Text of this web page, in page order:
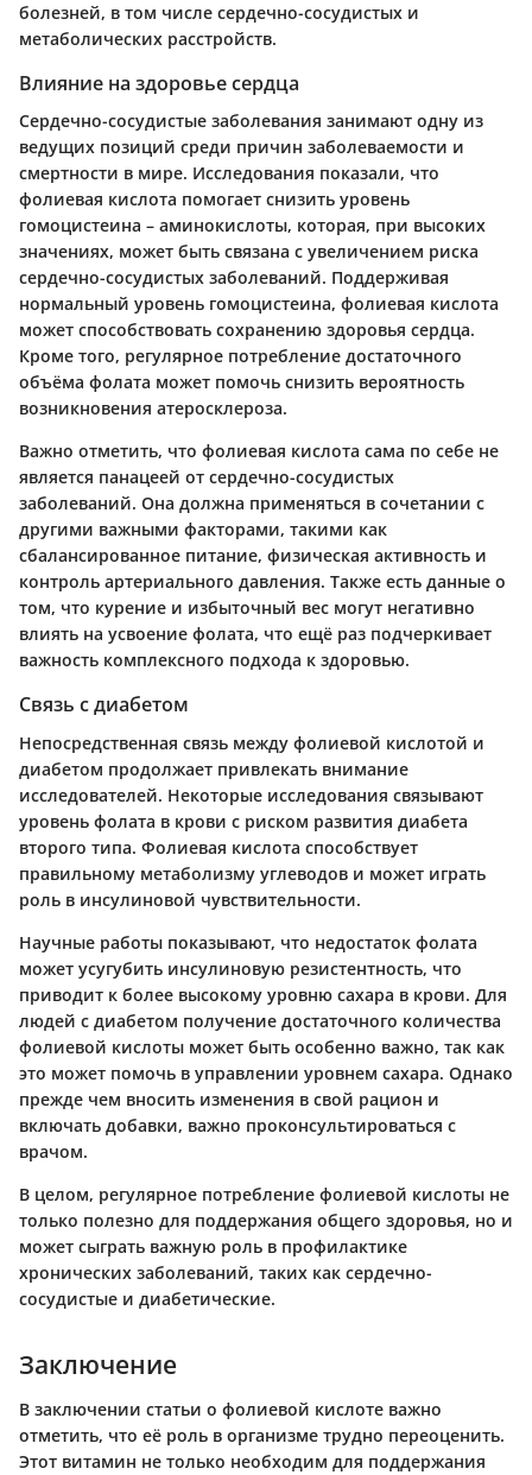
болезней, в том числе сердечно-сосудистых и
метаболических расстройств.
Влияние на здоровье сердца
Сердечно-сосудистые заболевания занимают одну из
ведущих позиций среди причин заболеваемости и
смертности в мире. Исследования показали, что
фолиевая кислота помогает снизить уровень
гомоцистеина – аминокислоты, которая, при высоких
значениях, может быть связана с увеличением риска
сердечно-сосудистых заболеваний. Поддерживая
нормальный уровень гомоцистеина, фолиевая кислота
может способствовать сохранению здоровья сердца.
Кроме того, регулярное потребление достаточного
объёма фолата может помочь снизить вероятность
возникновения атеросклероза.
Важно отметить, что фолиевая кислота сама по себе не
является панацеей от сердечно-сосудистых
заболеваний. Она должна применяться в сочетании с
другими важными факторами, такими как
сбалансированное питание, физическая активность и
контроль артериального давления. Также есть данные о
том, что курение и избыточный вес могут негативно
влиять на усвоение фолата, что ещё раз подчеркивает
важность комплексного подхода к здоровью.
Связь с диабетом
Непосредственная связь между фолиевой кислотой и
диабетом продолжает привлекать внимание
исследователей. Некоторые исследования связывают
уровень фолата в крови с риском развития диабета
второго типа. Фолиевая кислота способствует
правильному метаболизму углеводов и может играть
роль в инсулиновой чувствительности.
Научные работы показывают, что недостаток фолата
может усугубить инсулиновую резистентность, что
приводит к более высокому уровню сахара в крови. Для
людей с диабетом получение достаточного количества
фолиевой кислоты может быть особенно важно, так как
это может помочь в управлении уровнем сахара. Однако
прежде чем вносить изменения в свой рацион и
включать добавки, важно проконсультироваться с
врачом.
В целом, регулярное потребление фолиевой кислоты не
только полезно для поддержания общего здоровья, но и
может сыграть важную роль в профилактике
хронических заболеваний, таких как сердечно-
сосудистые и диабетические.
Заключение
В заключении статьи о фолиевой кислоте важно
отметить, что её роль в организме трудно переоценить.
Этот витамин не только необходим для поддержания